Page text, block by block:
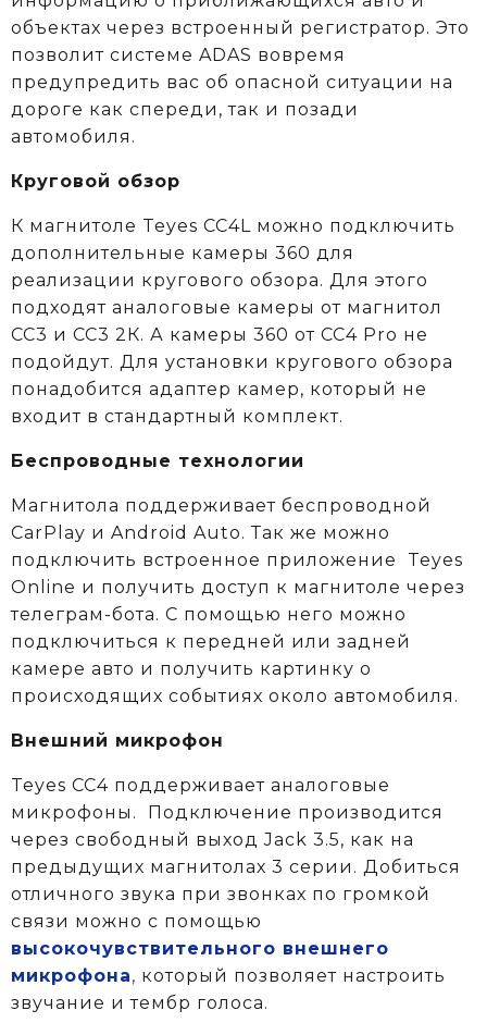
объектах через встроенный регистратор. Это
позволит системе ADAS вовремя
предупредить вас об опасной ситуации на
дороге как спереди, так и позади
автомобиля.
Круговой обзор
К магнитоле Teyes CC4L можно подключить
дополнительные камеры 360 для
реализации кругового обзора. Для этого
подходят аналоговые камеры от магнитол
СС3 и СС3 2К. А камеры 360 от CC4 Pro не
подойдут. Для установки кругового обзора
понадобится адаптер камер, который не
входит в стандартный комплект.
Беспроводные технологии
Магнитола поддерживает беспроводной
CarPlay и Android Auto. Так же можно
подключить встроенное приложение Teyes
Online и получить доступ к магнитоле через
телеграм-бота. С помощью него можно
подключиться к передней или задней
камере авто и получить картинку о
происходящих событиях около автомобиля.
Внешний микрофон
Teyes CC4 поддерживает аналоговые
микрофоны. Подключение производится
через свободный выход Jack 3.5, как на
предыдущих магнитолах 3 серии. Добиться
отличного звука при звонках по громкой
связи можно с помощью
высокочувствительного внешнего
микрофона, который позволяет настроить
звучание и тембр голоса.